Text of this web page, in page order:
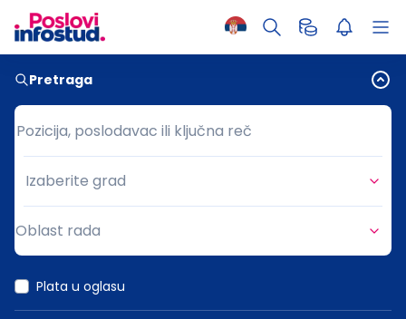
Pretraga
Pozicija, poslodavac ili ključna reč
Pozicija, poslodavac ili ključna reč
Grad
Izaberite grad
Oblast rada
Plata u oglasu